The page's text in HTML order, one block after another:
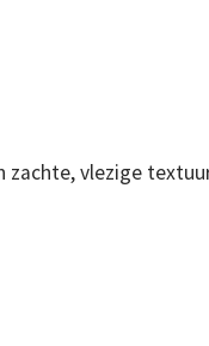
vlezige